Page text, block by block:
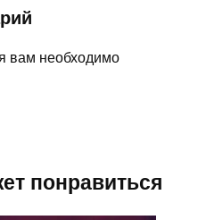
вам необходимо
понравиться